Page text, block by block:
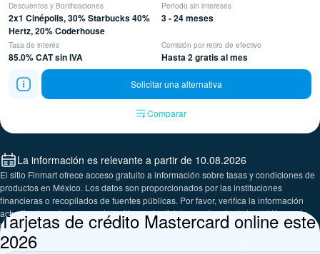
Descuentos y Bonificaciones
2x1 Cinépolis, 30% Starbucks 40%
Hertz, 20% Coderhouse
Período sin intereses
3 - 24 meses
Tasa de interés
85.0% CAT sin IVA
Comisión por retiro de efectivo
Hasta 2 gratis al mes
Solicitar una alternativa
Comparar
La información es relevante a partir de 10.08.2026
El sitio Finmart ofrece acceso gratuito a información sobre tasas y condiciones de
productos en México. Los datos son proporcionados por las instituciones
financieras o recopilados de fuentes públicas. Por favor, verifica la información
actualizada en las sucursales, sitios web oficiales o a través de los teléfonos de
las empresas presentadas.
Tarjetas de crédito Mastercard online este
2026